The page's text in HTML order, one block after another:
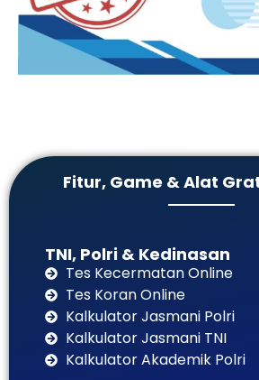
Fitur, Game & Alat
TNI, Polri & Kedinasan
Tes Kecermatan Online
Tes Koran Online
Kalkulator Jasmani Polri
Kalkulator Jasmani TNI
Kalkulator Akademik Polri